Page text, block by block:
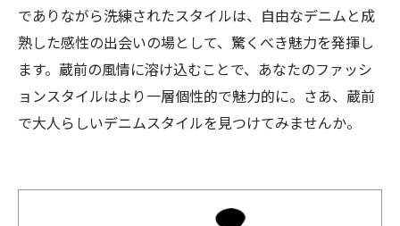
でありながら洗練されたスタイルは、自由なデニムと成
熟した感性の出会いの場として、驚くべき魅力を発揮し
ます。蔵前の風情に溶け込むことで、あなたのファッシ
ョンスタイルはより一層個性的で魅力的に。さあ、蔵前
で大人らしいデニムスタイルを見つけてみませんか。